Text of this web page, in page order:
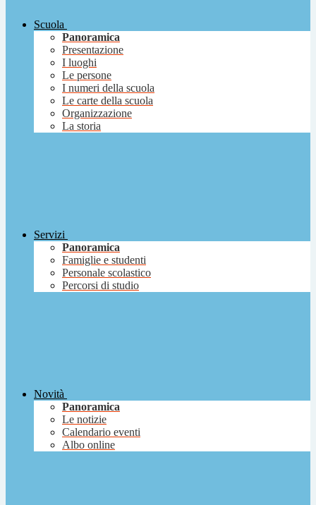
Scuola
Panoramica
Presentazione
I luoghi
Le persone
I numeri della scuola
Le carte della scuola
Organizzazione
La storia
Servizi
Panoramica
Famiglie e studenti
Personale scolastico
Percorsi di studio
Novità
Panoramica
Le notizie
Calendario eventi
Albo online